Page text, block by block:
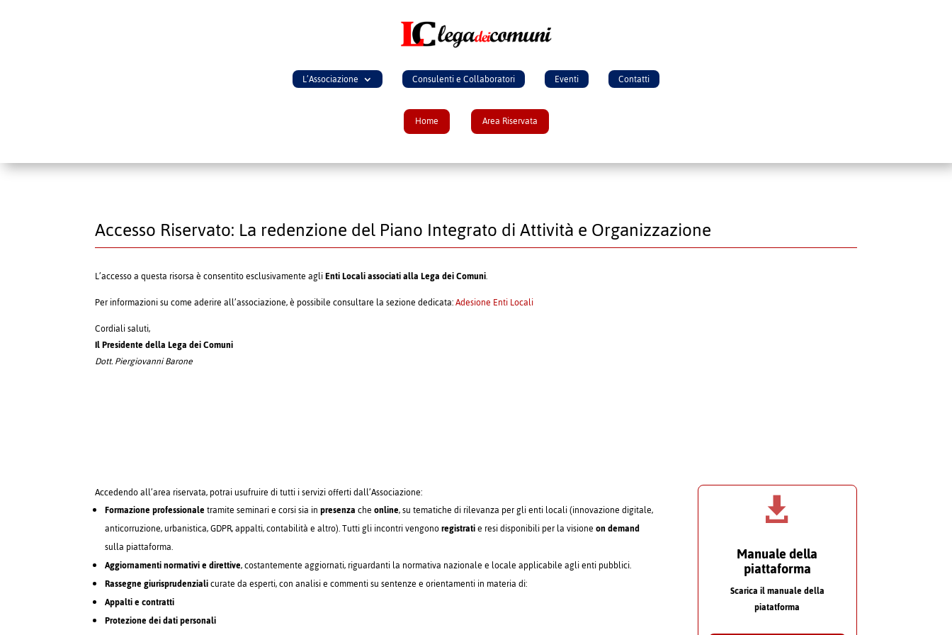
L’Associazione Consulenti e Collaboratori Eventi Contatti
Home Area Riservata
Accesso Riservato: La redenzione del Piano Integrato di Attività e Organizzazione
L’accesso a questa risorsa è consentito esclusivamente agliEnti Locali associati alla Lega dei Comuni.
Per informazioni su come aderire all’associazione, è possibile consultare la sezione dedicata:Adesione Enti Locali
Cordiali saluti,
Il Presidente della Lega dei Comuni
Dott. Piergiovanni Barone
Accedendo all’area riservata, potrai usufruire di tutti i servizi offerti dall’Associazione:
Formazione professionaletramite seminari e corsi sia inpresenzacheonline, su tematiche di rilevanza per gli enti locali (innovazione digitale,
anticorruzione, urbanistica, GDPR, appalti, contabilità e altro). Tutti gli incontri vengonoregistratie resi disponibili per la visioneon demand
sulla piattaforma.
Aggiornamenti normativi e direttive, costantemente aggiornati, riguardanti la normativa nazionale e locale applicabile agli enti pubblici.
Rassegne giurisprudenzialicurate da esperti, con analisi e commenti su sentenze e orientamenti in materia di:
Appalti e contratti
Protezione dei dati personali

Manuale della
piattaforma
Scarica il manuale della
piatatforma